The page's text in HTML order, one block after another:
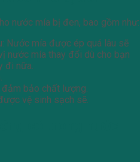
nước mía bị đen, bao gồm như:
Nước mía được ép quá lâu sẽ
nước mía thay đổi dù cho bạn
đi nữa.
đảm bảo chất lượng.
vệ sinh sạch sẽ.